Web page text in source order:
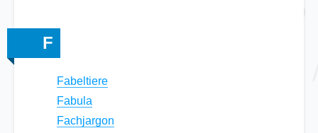
F
Fabeltiere
Fabula
Fachjargon